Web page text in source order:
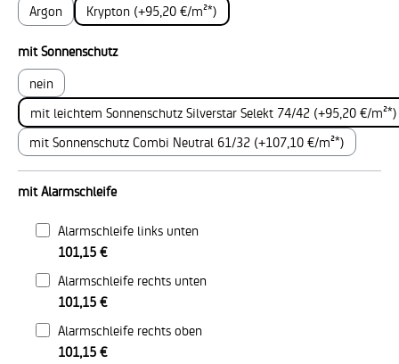
Argon
Krypton (+95,20 €/m²*)
mit Sonnenschutzauswählen
nein
mit leichtem Sonnenschutz Silverstar Selekt 74/42 (+95,20 €/m²*)
mit Sonnenschutz Combi Neutral 61/32 (+107,10 €/m²*)
mit Alarmschleife
Alarmschleife links unten
101,15 €
Alarmschleife rechts unten
101,15 €
Alarmschleife rechts oben
101,15 €